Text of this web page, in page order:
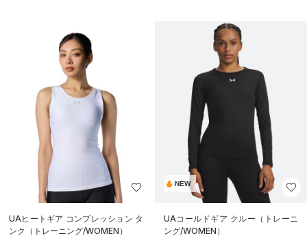
UAヒートギア コンプレッション タ
ンク（トレーニング/WOMEN）
NEW
UAコールドギア クルー（トレーニ
ング/WOMEN）